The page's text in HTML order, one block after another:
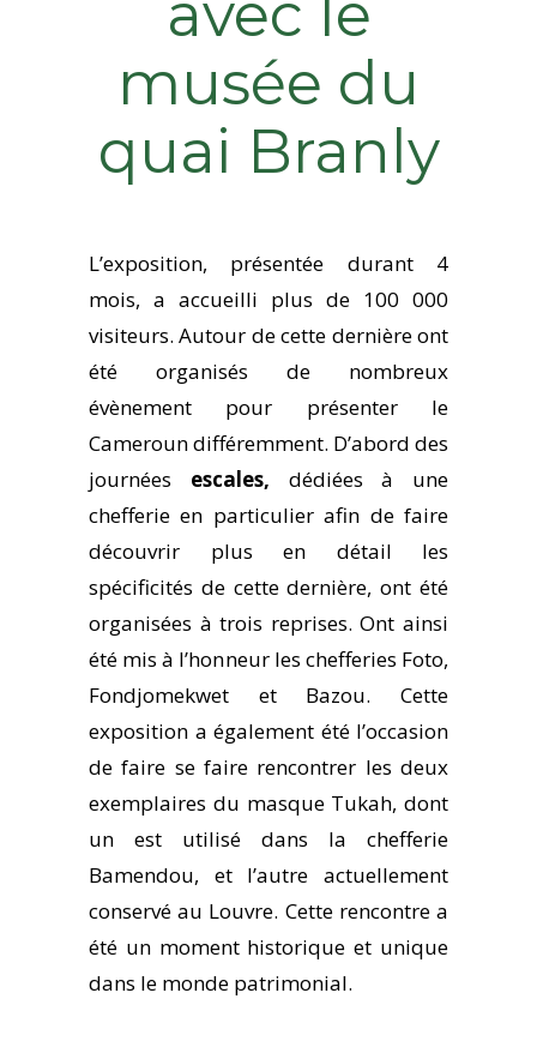
avec le
musée du
quai Branly
L’exposition, présentée durant 4
mois, a accueilli plus de 100 000
visiteurs. Autour de cette dernière ont
été organisés de nombreux
évènement pour présenter le
Cameroun différemment. D’abord des
journées escales, dédiées à une
chefferie en particulier afin de faire
découvrir plus en détail les
spécificités de cette dernière, ont été
organisées à trois reprises. Ont ainsi
été mis à l’honneur les chefferies Foto,
Fondjomekwet et Bazou. Cette
exposition a également été l’occasion
de faire se faire rencontrer les deux
exemplaires du masque Tukah, dont
un est utilisé dans la chefferie
Bamendou, et l’autre actuellement
conservé au Louvre. Cette rencontre a
été un moment historique et unique
dans le monde patrimonial.